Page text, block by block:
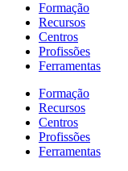
Formação
Recursos
Centros
Profissões
Ferramentas
Formação
Recursos
Centros
Profissões
Ferramentas